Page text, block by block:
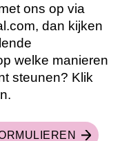
ons op via
dan kijken
welke manieren
steunen? Klik